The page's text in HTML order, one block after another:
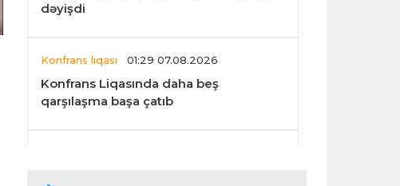
dəyişdi
Konfrans liqası 01:29 07.08.2026
Konfrans Liqasında daha beş
qarşılaşma başa çatıb